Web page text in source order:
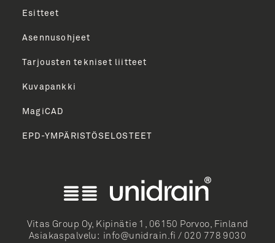
Svenska
Deutsch
Esitteet
Asennusohjeet
Tarjousten tekniset liitteet
Kuvapankki
MagiCAD
EPD-YMPÄRISTÖSELOSTEET
Vitas Group Oy, Kipinätie 1, 06150 Porvoo, Finland
Asiakaspalvelu: info@unidrain.fi / 020 778 9030